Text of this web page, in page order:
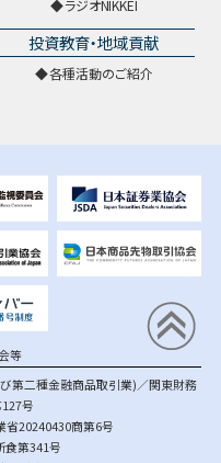
ラジオNIKKEI
投資教育・地域貢献
各種活動のご紹介
等
第二種金融商品取引業)／関東財務
127号
省20240430商第6号
食第341号